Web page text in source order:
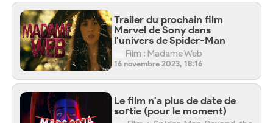
Trailer du prochain film
Marvel de Sony dans
l'univers de Spider-Man
Film : Madame Web
16 novembre 2023, 18:16
Le film n'a plus de date de
sortie (pour le moment)